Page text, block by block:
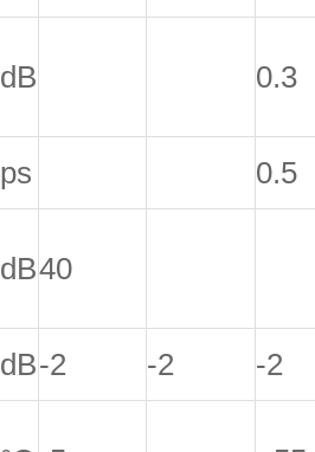
dB 0.3
ps 0.5
dB40
dB-2 -2 -2